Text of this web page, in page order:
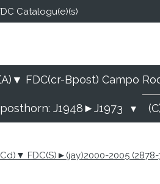
Catalogu(e)(s)
FDC(cr-Bpost) Campo
J1948►J1973
FDC(S)►(jay)2000-2005